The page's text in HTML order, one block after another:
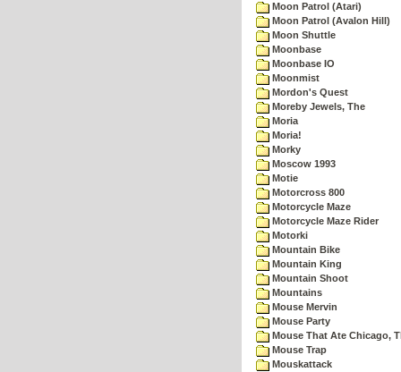
Moon Patrol (Atari)
Moon Patrol (Avalon Hill)
Moon Shuttle
Moonbase
Moonbase IO
Moonmist
Mordon's Quest
Moreby Jewels, The
Moria
Moria!
Morky
Moscow 1993
Motie
Motorcross 800
Motorcycle Maze
Motorcycle Maze Rider
Motorki
Mountain Bike
Mountain King
Mountain Shoot
Mountains
Mouse Mervin
Mouse Party
Mouse That Ate Chicago,
Mouse Trap
Mouskattack